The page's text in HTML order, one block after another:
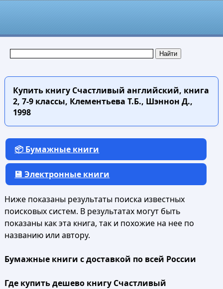
Купить книгуСчастливый английский, книга
2, 7-9 классы, Клементьева Т.Б., Шэннон Д.,
1998
📦 Бумажные книги
💾 Электронные книги
Ниже показаны результаты поиска известных
поисковых систем. В результатах могут быть
показаны как эта книга, так и похожие на нее по
названию или автору.
Бумажные книги с доставкой по всей России
Где купить дешево книгу Счастливый